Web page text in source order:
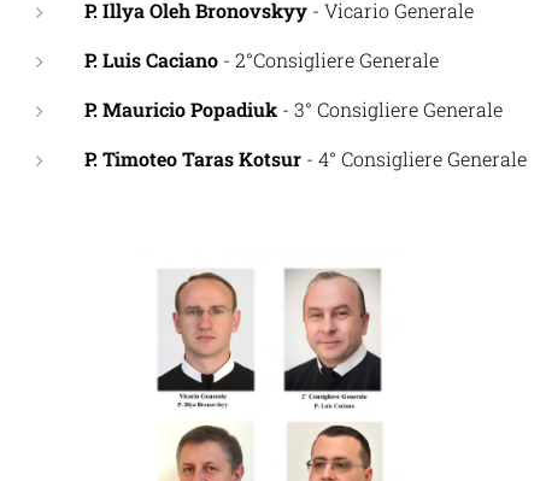
P. Illya Oleh Bronovskyy - Vicario Generale
P. Luis Caciano - 2°Consigliere Generale
P. Mauricio Popadiuk - 3° Consigliere Generale
P. Timoteo Taras Kotsur - 4° Consigliere Generale